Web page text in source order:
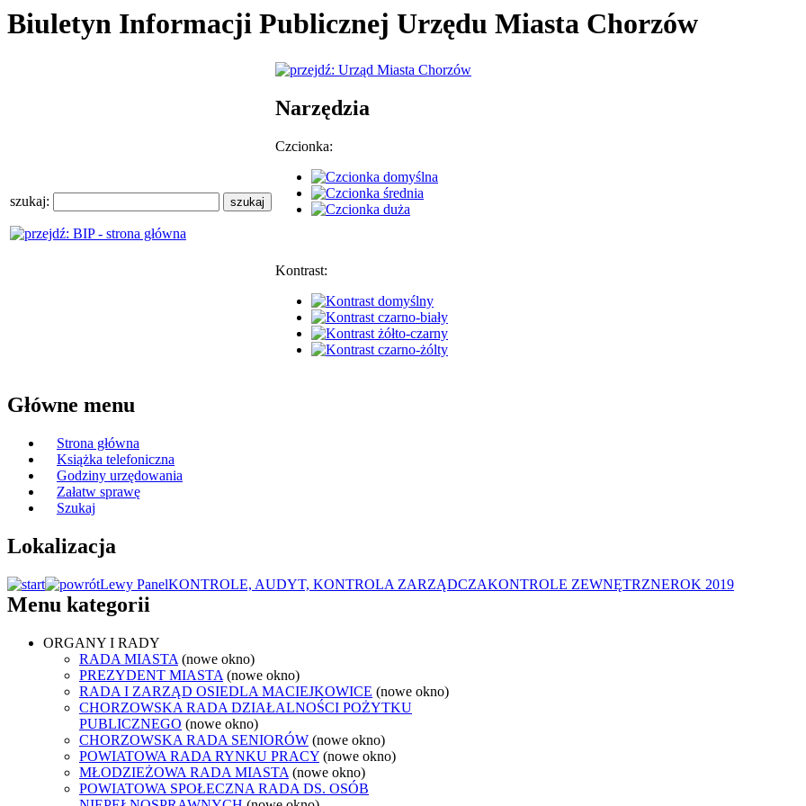
Biuletyn Informacji Publicznej Urzędu Miasta Chorzów
szukaj:
Narzędzia
Czcionka:
Kontrast:
Główne menu
Strona główna
Książka telefoniczna
Godziny urzędowania
Załatw sprawę
Szukaj
Lokalizacja
Lewy PanelKONTROLE, AUDYT, KONTROLA ZARZĄDCZAKONTROLE ZEWNĘTRZNEROK 2019
Menu kategorii
ORGANY I RADY
RADA MIASTA (nowe okno)
PREZYDENT MIASTA (nowe okno)
RADA I ZARZĄD OSIEDLA MACIEJKOWICE (nowe okno)
CHORZOWSKA RADA DZIAŁALNOŚCI POŻYTKU
PUBLICZNEGO (nowe okno)
CHORZOWSKA RADA SENIORÓW (nowe okno)
POWIATOWA RADA RYNKU PRACY (nowe okno)
MŁODZIEŻOWA RADA MIASTA (nowe okno)
POWIATOWA SPOŁECZNA RADA DS. OSÓB